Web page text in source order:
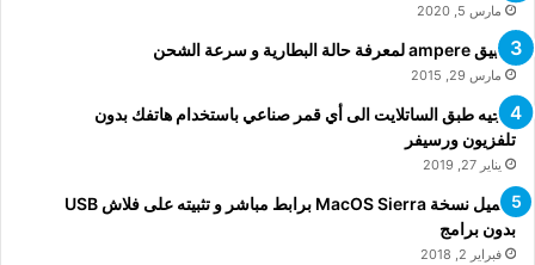
مارس 5, 2020
تطبيق ampere لمعرفة حالة البطارية و سرعة الشحن
مارس 29, 2015
توجيه طبق الساتلايت الى أي قمر صناعي باستخدام هاتفك بدون
تلفزيون ورسيفر
يناير 27, 2019
تحميل نسخة MacOS Sierra برابط مباشر و تثبيته على فلاش USB
بدون برامج
فبراير 2, 2018